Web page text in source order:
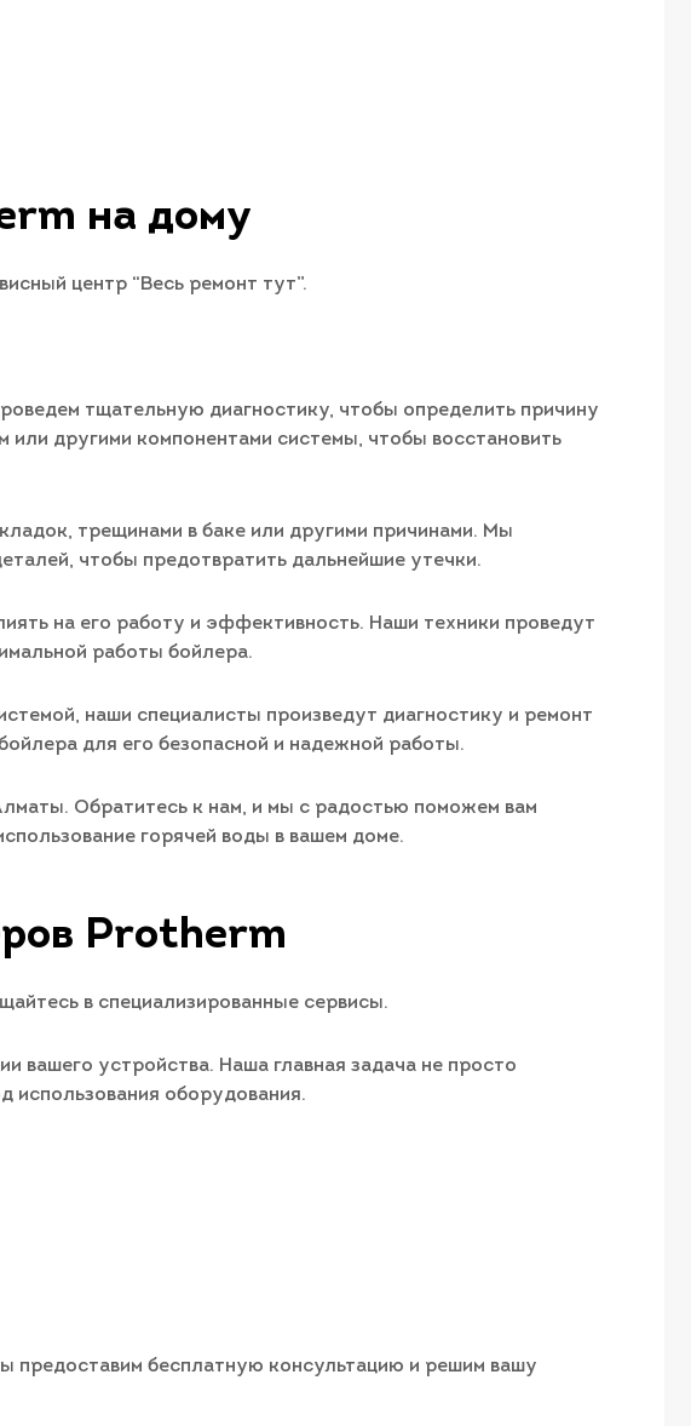
на дому
центр “Весь ремонт тут”.
тщательную диагностику, чтобы определить причину
другими компонентами системы, чтобы восстановить
трещинами в баке или другими причинами. Мы
чтобы предотвратить дальнейшие утечки.
на его работу и эффективность. Наши техники проведут
работы бойлера.
наши специалисты произведут диагностику и ремонт
для его безопасной и надежной работы.
Обратитесь к нам, и мы с радостью поможем вам
горячей воды в вашем доме.
Protherm
в специализированные сервисы.
вашего устройства. Наша главная задача не просто
использования оборудования.
предоставим бесплатную консультацию и решим вашу